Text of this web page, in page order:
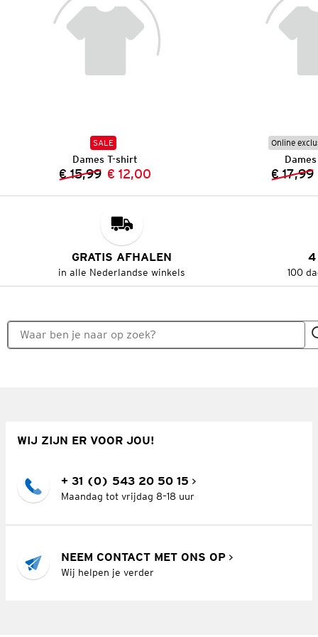
SALE
Dames T-shirt
Vorige prijs:
€ 15,99 Nieuwe prijs:
€ 12,00
Online
€ 17,99
GRATIS AFHALEN
in alle Nederlandse winkels
4
100
WIJ ZIJN ER VOOR JOU!
+ 31 (0) 543 20 50 15
Maandag tot vrijdag 8–18 uur
NEEM CONTACT MET ONS OP
Wij helpen je verder